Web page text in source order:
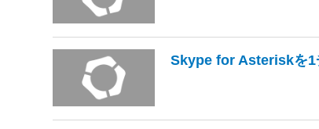
Skype for Asteriskを1